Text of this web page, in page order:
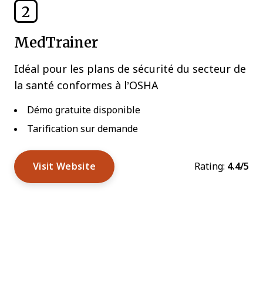
2
MedTrainer
Idéal pour les plans de sécurité du secteur de
la santé conformes à l’OSHA
Démo gratuite disponible
Tarification sur demande
Visit Website Rating: 4.4/5